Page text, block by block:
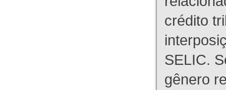
crédito
SELIC.
gênero